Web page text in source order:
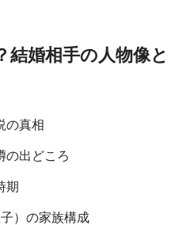
結婚相手の人物像と
の真相
の出どころ
期
）の家族構成